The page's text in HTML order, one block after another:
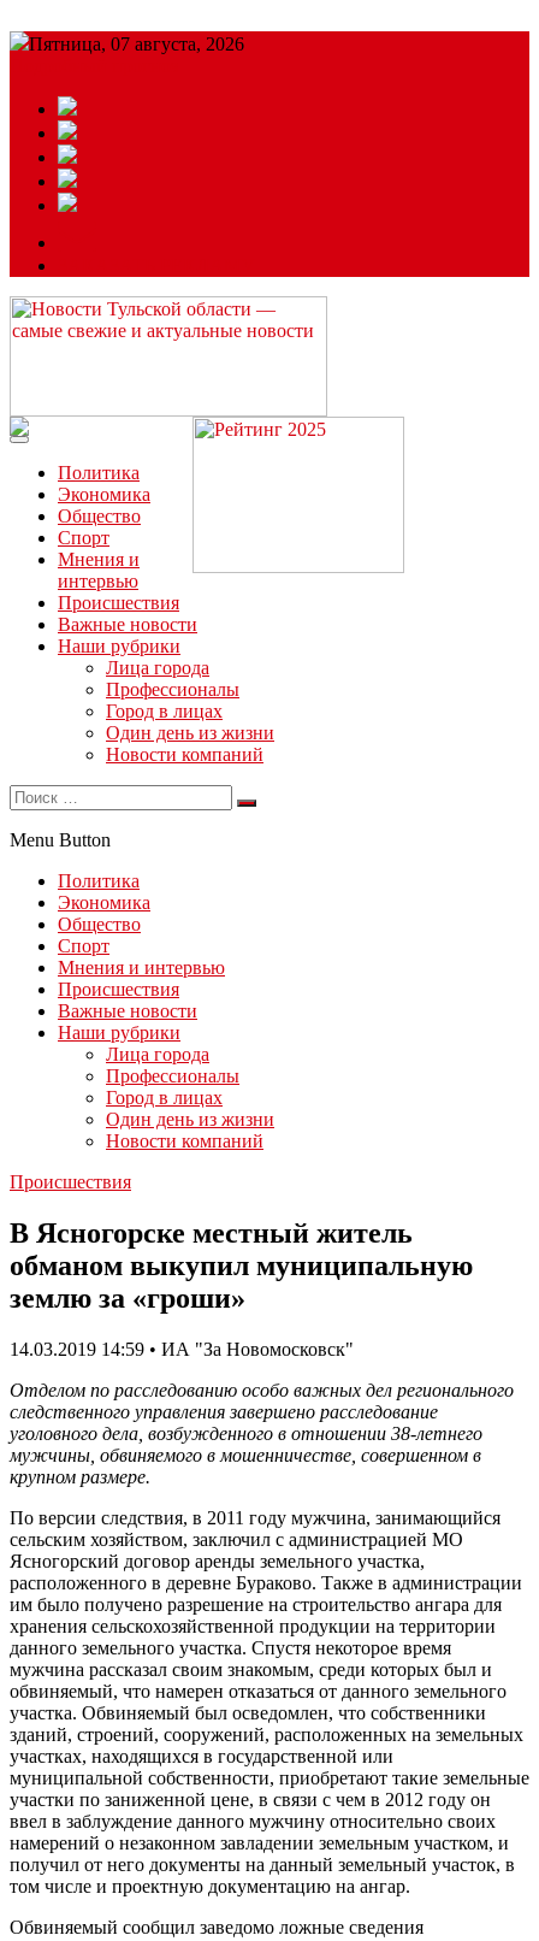
Пятница, 07 августа, 2026
Читайте последние новости дня в Тульской области на сайте
“ЗаНовомосковск”
Политика
Экономика
Общество
Спорт
Мнения и
интервью
Происшествия
Важные новости
Наши рубрики
Лица города
Профессионалы
Город в лицах
Один день из жизни
Новости компаний
Menu Button
Политика
Экономика
Общество
Спорт
Мнения и интервью
Происшествия
Важные новости
Наши рубрики
Лица города
Профессионалы
Город в лицах
Один день из жизни
Новости компаний
Происшествия
В Ясногорске местный житель
обманом выкупил муниципальную
землю за «гроши»
14.03.2019 14:59 • ИА "За Новомосковск"
Отделом по расследованию особо важных дел регионального
следственного управления завершено расследование
уголовного дела, возбужденного в отношении 38-летнего
мужчины, обвиняемого в мошенничестве, совершенном в
крупном размере.
По версии следствия, в 2011 году мужчина, занимающийся
сельским хозяйством, заключил с администрацией МО
Ясногорский договор аренды земельного участка,
расположенного в деревне Бураково. Также в администрации
им было получено разрешение на строительство ангара для
хранения сельскохозяйственной продукции на территории
данного земельного участка. Спустя некоторое время
мужчина рассказал своим знакомым, среди которых был и
обвиняемый, что намерен отказаться от данного земельного
участка. Обвиняемый был осведомлен, что собственники
зданий, строений, сооружений, расположенных на земельных
участках, находящихся в государственной или
муниципальной собственности, приобретают такие земельные
участки по заниженной цене, в связи с чем в 2012 году он
ввел в заблуждение данного мужчину относительно своих
намерений о незаконном завладении земельным участком, и
получил от него документы на данный земельный участок, в
том числе и проектную документацию на ангар.
Обвиняемый сообщил заведомо ложные сведения